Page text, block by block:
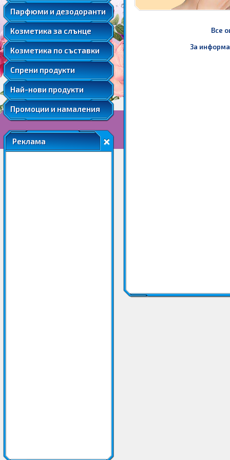
Парфюми и дезодоранти
Подаръчни комплекти парфюми
Козметика за слънце
Слънцезащитна козметика за коса
Соларна козметика
Козметика по съставки
Мента
Розова вода
Розово масло
Ший
Спрени продукти
Козметика за след слънце
Автобронзанти
Слънцезащитна козметика за лице
Слънцезащитна козметика за коса
Соларна козметика
Най-нови продукти
Промоции и намаления
Реклама
Все
За